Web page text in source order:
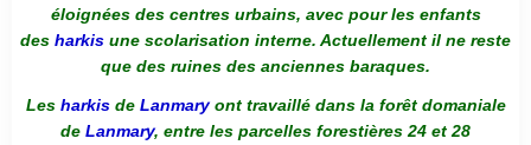
éloignées des centres urbains, avec pour les enfants
des harkis une scolarisation interne. Actuellement il ne reste
que des ruines des anciennes baraques.
Les harkis de Lanmaryont travaillé dans la forêt domaniale
de Lanmary, entre les parcelles forestières 24 et 28